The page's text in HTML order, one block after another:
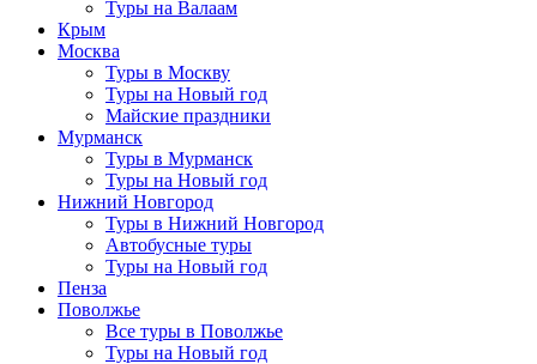
Туры на Валаам
Крым
Москва
Туры в Москву
Туры на Новый год
Майские праздники
Мурманск
Туры в Мурманск
Туры на Новый год
Нижний Новгород
Туры в Нижний Новгород
Автобусные туры
Туры на Новый год
Пенза
Поволжье
Все туры в Поволжье
Туры на Новый год